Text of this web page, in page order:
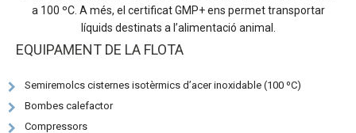
a 100 ºC. A més, el certificat GMP+ ens permet transportar
líquids destinats a l’alimentació animal.
EQUIPAMENT DE LA FLOTA
Semiremolcs cisternes isotèrmics d’acer inoxidable (100 ºC)
Bombes calefactor
Compressors